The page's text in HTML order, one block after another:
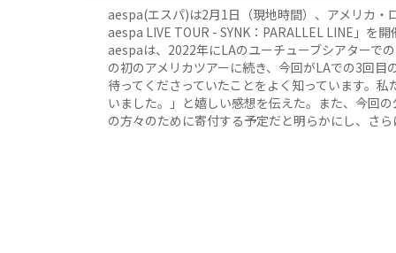
aespa(エスパ)は2月1日（現地時間）、アメリカ
aespa LIVE TOUR - SYNK：PARALLEL LINE」を
aespaは、2022年にLAのユーチューブシアターで
の初のアメリカツアーに続き、今回がLAでの3回
待ってくださっていたことをよく知っています。
いました。」と嬉しい感想を伝えた。また、今回
の方々のために寄付する予定だと明らかにし、さら